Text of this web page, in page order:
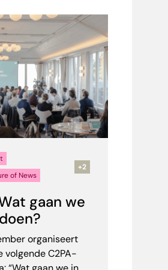
of News
+2
gaan we
organiseert
volgende C2PA-